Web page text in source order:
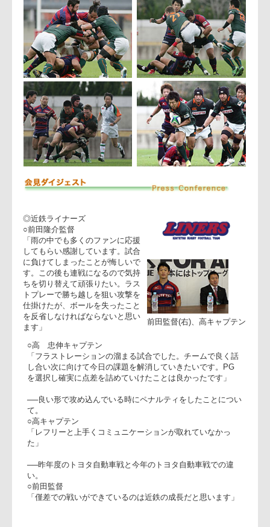
攻撃面ではお互いに持ち味を生かし、グラウンドを広く使った
展開ラグビーをしたことで、最後まで勝負が分からない緊迫感
のある試合となった。マン・オブ・ザ・マッチは、トヨタ自動
車のLO杉本晃一選手。
◎近鉄ライナーズ
○前田隆介監督
「雨の中でも多くのファンに応援
してもらい感謝しています。試合
に負けてしまったことが悔しいで
す。この後も連戦になるので気持
ちを切り替えて頑張りたい。ラス
仕掛けたが、ボールを失ったこと
を反省しなければならないと思い
ます」
○高 忠伸キャプテン
「フラストレーションの溜まる試合でした。チームで良く話
し合い次に向けて今日の課題を解消していきたいです。PG
を選択し確実に点差を詰めていけたことは良かったです」